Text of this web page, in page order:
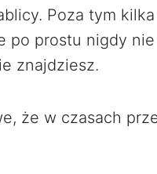
Poza tym
po prostu nigdy
znajdziesz.
że w czasach